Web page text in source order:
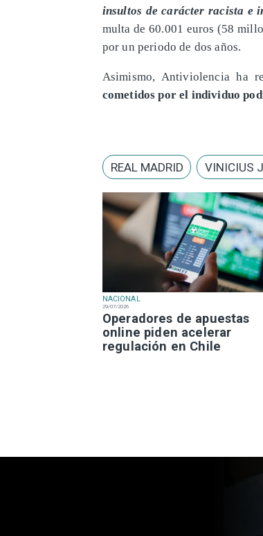
NACIONAL
29/07/2026
Operadores de apuestas
online piden acelerar
regulación en Chile
insultos de carácter racista e
multa de 60.001 euros (58
por un periodo de dos años.
Asimismo, Antiviolencia ha
cometidos por el individuo
REAL MADRID VINICIUS